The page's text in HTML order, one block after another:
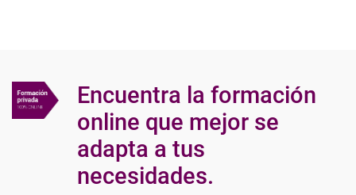
Encuentra la formación
online que mejor se
adapta a tus
necesidades.